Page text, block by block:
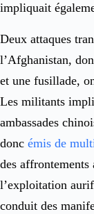
impliquait
Deux attaques
l’Afghanistan,
et une fusillade,
Les militants
ambassades
donc émis de
des affrontements
l’exploitation
conduit des